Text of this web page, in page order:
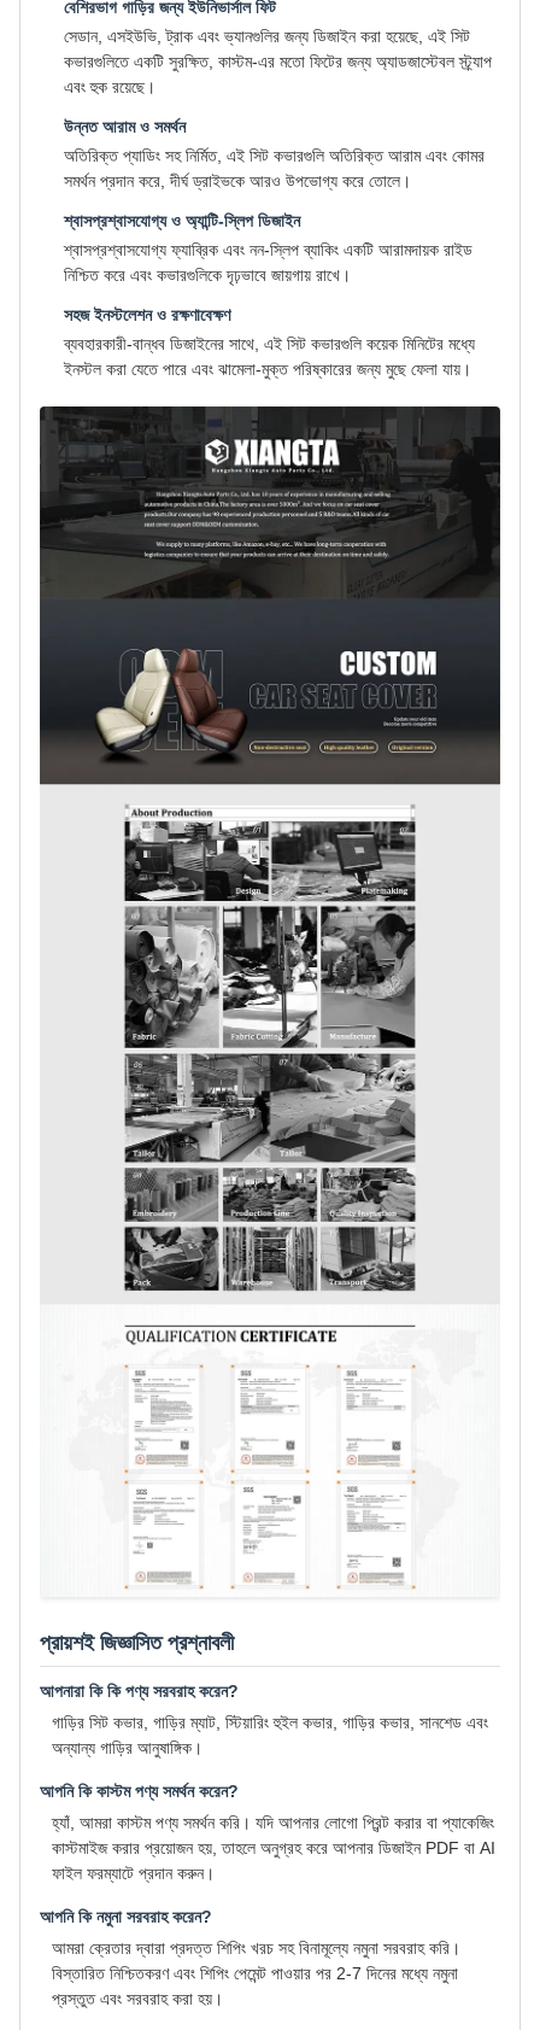
বেশিরভাগ গাড়ির জন্য ইউনিভার্সাল ফিট
সেডান, এসইউভি, ট্রাক এবং ভ্যানগুলির জন্য ডিজাইন করা হয়েছে, এই সিট
কভারগুলিতে একটি সুরক্ষিত, কাস্টম-এর মতো ফিটের জন্য অ্যাডজাস্টেবল স্ট্র্যাপ
এবং হুক রয়েছে।
উন্নত আরাম ও সমর্থন
অতিরিক্ত প্যাডিং সহ নির্মিত, এই সিট কভারগুলি অতিরিক্ত আরাম এবং কোমর
সমর্থন প্রদান করে, দীর্ঘ ড্রাইভকে আরও উপভোগ্য করে তোলে।
শ্বাসপ্রশ্বাসযোগ্য ও অ্যান্টি-স্লিপ ডিজাইন
শ্বাসপ্রশ্বাসযোগ্য ফ্যাব্রিক এবং নন-স্লিপ ব্যাকিং একটি আরামদায়ক রাইড
নিশ্চিত করে এবং কভারগুলিকে দৃঢ়ভাবে জায়গায় রাখে।
সহজ ইনস্টলেশন ও রক্ষণাবেক্ষণ
ব্যবহারকারী-বান্ধব ডিজাইনের সাথে, এই সিট কভারগুলি কয়েক মিনিটের মধ্যে
ইনস্টল করা যেতে পারে এবং ঝামেলা-মুক্ত পরিষ্কারের জন্য মুছে ফেলা যায়।
প্রায়শই জিজ্ঞাসিত প্রশ্নাবলী
আপনারা কি কি পণ্য সরবরাহ করেন?
গাড়ির সিট কভার, গাড়ির ম্যাট, স্টিয়ারিং হুইল কভার, গাড়ির কভার, সানশেড এবং
অন্যান্য গাড়ির আনুষাঙ্গিক।
আপনি কি কাস্টম পণ্য সমর্থন করেন?
হ্যাঁ, আমরা কাস্টম পণ্য সমর্থন করি। যদি আপনার লোগো প্রিন্ট করার বা প্যাকেজিং
কাস্টমাইজ করার প্রয়োজন হয়, তাহলে অনুগ্রহ করে আপনার ডিজাইন PDF বা AI
ফাইল ফরম্যাটে প্রদান করুন।
আপনি কি নমুনা সরবরাহ করেন?
আমরা ক্রেতার দ্বারা প্রদত্ত শিপিং খরচ সহ বিনামূল্যে নমুনা সরবরাহ করি।
বিস্তারিত নিশ্চিতকরণ এবং শিপিং পেমেন্ট পাওয়ার পর 2-7 দিনের মধ্যে নমুনা
প্রস্তুত এবং সরবরাহ করা হয়।